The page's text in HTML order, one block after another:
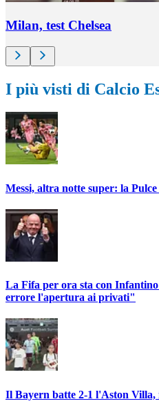
Milan, test Chelsea
I più visti di Calcio
Messi, altra notte super: la
La Fifa per ora sta con
errore l'apertura ai privati"
Il Bayern batte 2-1 l'Aston